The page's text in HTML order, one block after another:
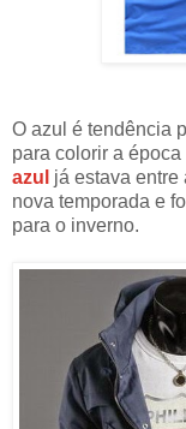
O azul é tendência
para colorir a época
azul já estava entre
nova temporada e
para o inverno.